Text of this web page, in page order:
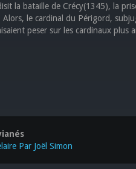
la bataille de Crécy(1345), la
le cardinal du Périgord,
peser sur les cardinaux plus
Par Joël Simon